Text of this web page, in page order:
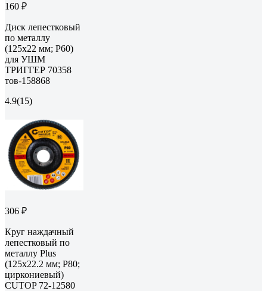
160 ₽
Диск лепестковый
по металлу
(125х22 мм; P60)
для УШМ
ТРИГГЕР 70358
тов-158868
4.9(15)
306 ₽
Круг наждачный
лепестковый по
металлу Plus
(125х22.2 мм; Р80;
циркониевый)
CUTOP 72-12580